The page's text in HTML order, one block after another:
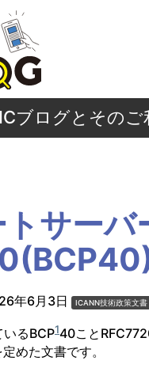
ブログとその
サー
年6月3日 ICANN技術政策文書
いるBCP140こと
めた文書です。